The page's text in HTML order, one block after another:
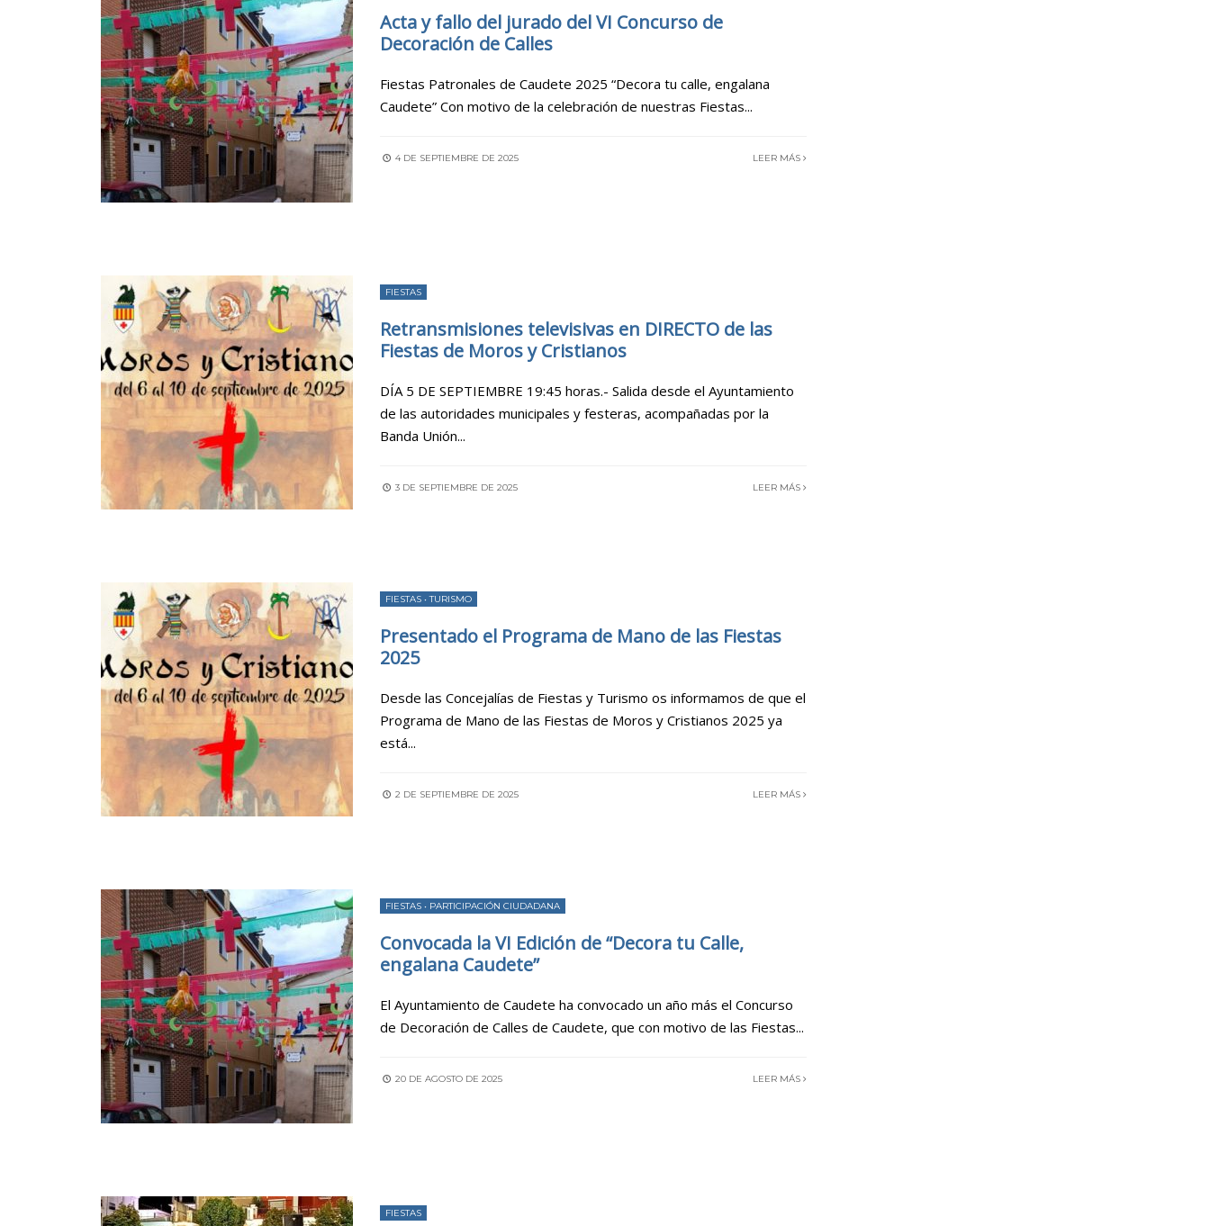
Acta y fallo del jurado del VI Concurso de
Decoración de Calles
Fiestas Patronales de Caudete 2025 “Decora tu calle, engalana
Caudete” Con motivo de la celebración de nuestras Fiestas...
4 DE SEPTIEMBRE DE 2025 LEER MÁS
FIESTAS
Retransmisiones televisivas en DIRECTO de las
Fiestas de Moros y Cristianos
DÍA 5 DE SEPTIEMBRE 19:45 horas.- Salida desde el Ayuntamiento
de las autoridades municipales y festeras, acompañadas por la
Banda Unión...
3 DE SEPTIEMBRE DE 2025 LEER MÁS
FIESTAS •TURISMO
Presentado el Programa de Mano de las Fiestas
2025
Desde las Concejalías de Fiestas y Turismo os informamos de que el
Programa de Mano de las Fiestas de Moros y Cristianos 2025 ya
está...
2 DE SEPTIEMBRE DE 2025 LEER MÁS
FIESTAS • PARTICIPACIÓN CIUDADANA
Convocada la VI Edición de “Decora tu Calle,
engalana Caudete”
El Ayuntamiento de Caudete ha convocado un año más el Concurso
de Decoración de Calles de Caudete, que con motivo de las Fiestas...
20 DE AGOSTO DE 2025 LEER MÁS
FIESTAS